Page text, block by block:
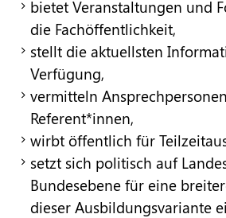
bietet Veranstaltungen und
die Fachöffentlichkeit,
stellt die aktuellsten
Verfügung,
vermitteln
Referent*innen,
wirbt öffentlich für
setzt sich politisch auf
Bundesebene für eine
dieser Ausbildungsvariante